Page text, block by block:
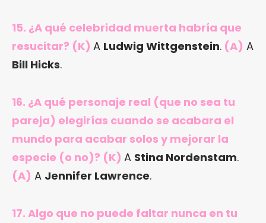
15. ¿A qué celebridad muerta habría que
resucitar? (K) A Ludwig Wittgenstein. (A) A
Bill Hicks.
16. ¿A qué personaje real (que no sea tu
pareja) elegirías cuando se acabara el
mundo para acabar solos y mejorar la
especie (o no)? (K) A Stina Nordenstam.
(A) A Jennifer Lawrence.
17. Algo que no puede faltar nunca en tu